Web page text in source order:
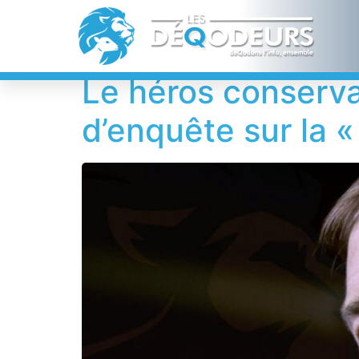
Étiquette :
Le héros
d’enquête sur la